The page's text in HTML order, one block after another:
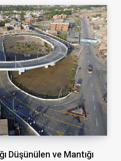
Düşünülen ve Mantığı